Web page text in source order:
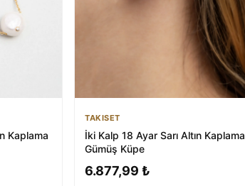
Kaplama
TAKISET
İki Kalp 18 Ayar Sarı Altın Kaplama
Gümüş Küpe
6.877,99 ₺